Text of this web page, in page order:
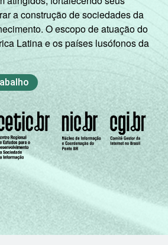
DE 26
Trabalhador 22 27
Desempregado
Não integra a
população
ativa
16 25
CD, pendrive, DVD, disco
espaço em disco em
internet.
entrevistados que usaram a
últimos três meses e possuem
no seu domicílio. Respostas
a construção de sociedades da
O escopo de atuação do
Latina e os países lusófonos da